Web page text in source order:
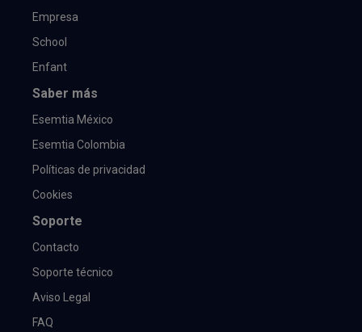
Empresa
School
Enfant
Saber más
Esemtia México
Esemtia Colombia
Políticas de privacidad
Cookies
Soporte
Contacto
Soporte técnico
Aviso Legal
FAQ